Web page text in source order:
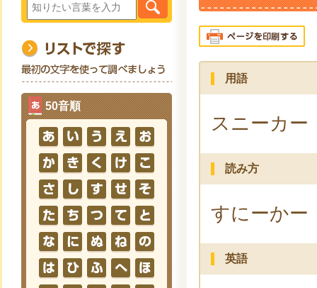
50音順
用語
スニーカー
読み方
すにーかー
英語